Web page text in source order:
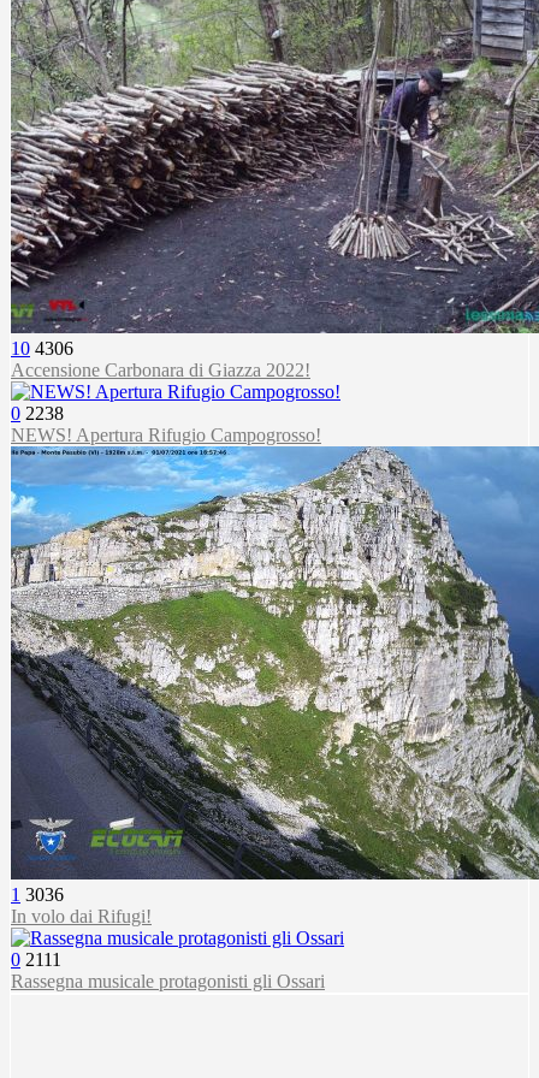
10 4306
Accensione Carbonara di Giazza 2022!
0 2238
NEWS! Apertura Rifugio Campogrosso!
1 3036
In volo dai Rifugi!
0 2111
Rassegna musicale protagonisti gli Ossari